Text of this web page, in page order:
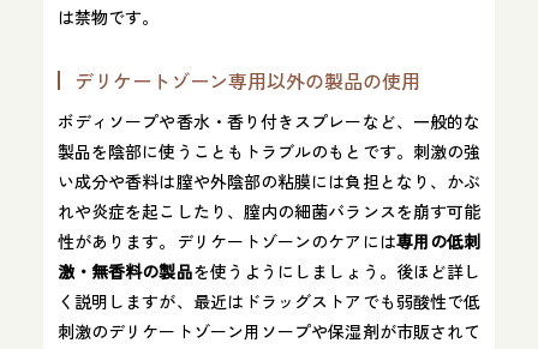
は禁物です。
デリケートゾーン専用以外の製品の使用
ボディソープや香水・香り付きスプレーなど、一般的な
製品を陰部に使うこともトラブルのもとです。刺激の強
い成分や香料は膣や外陰部の粘膜には負担となり、かぶ
れや炎症を起こしたり、膣内の細菌バランスを崩す可能
性があります。デリケートゾーンのケアには専用の低刺
激・無香料の製品を使うようにしましょう。後ほど詳し
く説明しますが、最近はドラッグストアでも弱酸性で低
刺激のデリケートゾーン用ソープや保湿剤が市販されて